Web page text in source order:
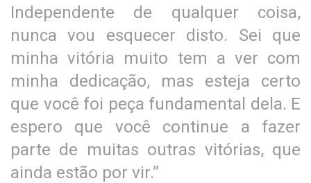
Independente de qualquer coisa,
nunca vou esquecer disto. Sei que
minha vitória muito tem a ver com
minha dedicação, mas esteja certo
que você foi peça fundamental dela. E
espero que você continue a fazer
parte de muitas outras vitórias, que
ainda estão por vir.”